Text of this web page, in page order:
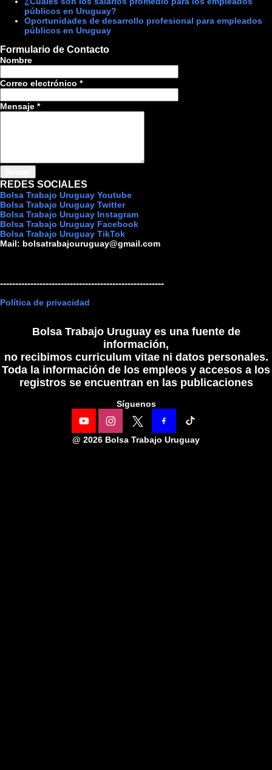
públicos en Uruguay?
Oportunidades de desarrollo profesional para empleados
públicos en Uruguay
Formulario de Contacto
Nombre
Correo electrónico *
Mensaje *
REDES SOCIALES
Bolsa Trabajo Uruguay Youtube
Bolsa Trabajo Uruguay Twitter
Bolsa Trabajo Uruguay Instagram
Bolsa Trabajo Uruguay Facebook
Bolsa Trabajo Uruguay TikTok
Mail: bolsatrabajouruguay@gmail.com
------------------------------------------------------
Política de privacidad
Bolsa Trabajo Uruguay es una fuente de
información,
no recibimos curriculum vitae ni datos personales.
Toda la información de los empleos y accesos a los
registros se encuentran en las publicaciones
Síguenos
@ 2026 Bolsa Trabajo Uruguay